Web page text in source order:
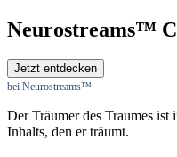
Neurostreams™
Jetzt entdecken
bei Neurostreams™
Der Träumer des Traumes
Inhalts, den er träumt.